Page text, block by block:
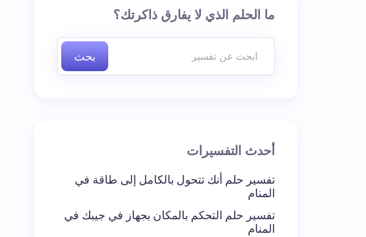
ما الحلم الذي لا يفارق ذاكرتك؟
بحث
أحدث التفسيرات
تفسير حلم أنك تتحول بالكامل إلى طاقة في
المنام
تفسير حلم التحكم بالمكان بجهاز في جيبك في
المنام